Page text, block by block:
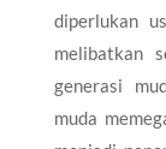
diperlukan
melibatkan
generasi
muda